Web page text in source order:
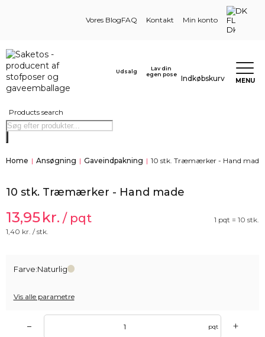
Vores BlogFAQ Kontakt Min konto
DK
Products search
Udsalg
Lav din
egen pose
Indkøbskurv MENU
Home | Ansøgning | Gaveindpakning | 10 stk. Træmærker - Hand made
10 stk. Træmærker - Hand made
13,95kr. / pqt
1 pqt = 10 stk.
1,40 kr. / stk.
Farve:Naturlig
Vis alle parametre
– pqt +